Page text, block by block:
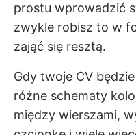
prostu wprowadzić
zwykle robisz to w
zająć się resztą.
Gdy twoje CV
różne schematy
między wierszami,